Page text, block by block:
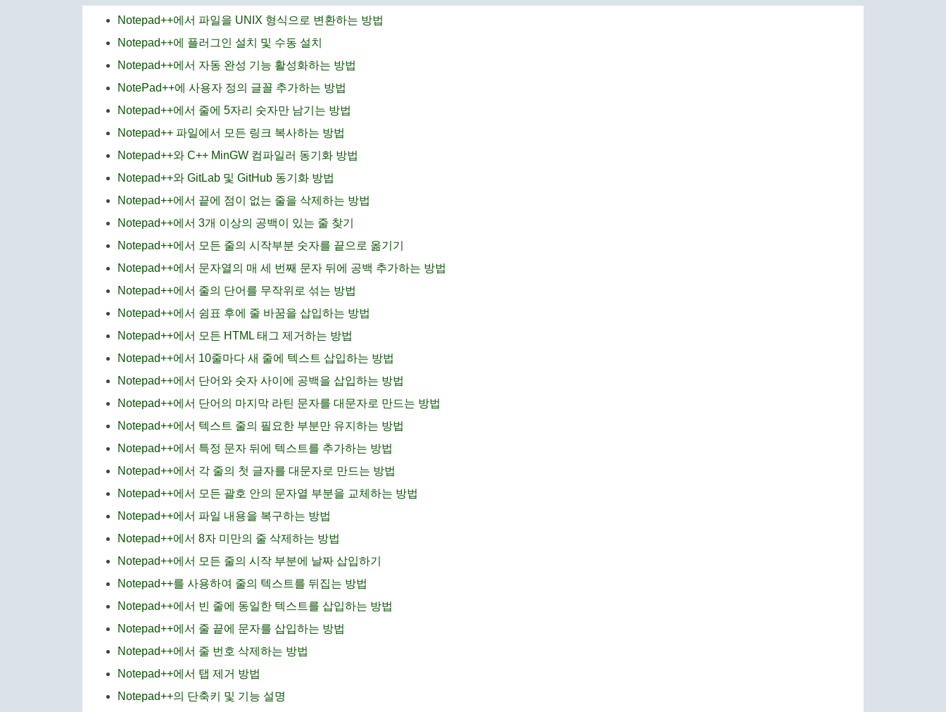
Notepad++에서 파일을 UNIX 형식으로 변환하는 방법
Notepad++에 플러그인 설치 및 수동 설치
Notepad++에서 자동 완성 기능 활성화하는 방법
NotePad++에 사용자 정의 글꼴 추가하는 방법
Notepad++에서 줄에 5자리 숫자만 남기는 방법
Notepad++ 파일에서 모든 링크 복사하는 방법
Notepad++와 C++ MinGW 컴파일러 동기화 방법
Notepad++와 GitLab 및 GitHub 동기화 방법
Notepad++에서 끝에 점이 없는 줄을 삭제하는 방법
Notepad++에서 3개 이상의 공백이 있는 줄 찾기
Notepad++에서 모든 줄의 시작부분 숫자를 끝으로 옮기기
Notepad++에서 문자열의 매 세 번째 문자 뒤에 공백 추가하는 방법
Notepad++에서 줄의 단어를 무작위로 섞는 방법
Notepad++에서 쉼표 후에 줄 바꿈을 삽입하는 방법
Notepad++에서 모든 HTML 태그 제거하는 방법
Notepad++에서 10줄마다 새 줄에 텍스트 삽입하는 방법
Notepad++에서 단어와 숫자 사이에 공백을 삽입하는 방법
Notepad++에서 단어의 마지막 라틴 문자를 대문자로 만드는 방법
Notepad++에서 텍스트 줄의 필요한 부분만 유지하는 방법
Notepad++에서 특정 문자 뒤에 텍스트를 추가하는 방법
Notepad++에서 각 줄의 첫 글자를 대문자로 만드는 방법
Notepad++에서 모든 괄호 안의 문자열 부분을 교체하는 방법
Notepad++에서 파일 내용을 복구하는 방법
Notepad++에서 8자 미만의 줄 삭제하는 방법
Notepad++에서 모든 줄의 시작 부분에 날짜 삽입하기
Notepad++를 사용하여 줄의 텍스트를 뒤집는 방법
Notepad++에서 빈 줄에 동일한 텍스트를 삽입하는 방법
Notepad++에서 줄 끝에 문자를 삽입하는 방법
Notepad++에서 줄 번호 삭제하는 방법
Notepad++에서 탭 제거 방법
Notepad++의 단축키 및 기능 설명